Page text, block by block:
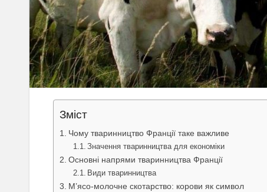
Зміст
Чому тваринництво Франції таке важливе
Значення тваринництва для економіки
Основні напрями тваринництва Франції
Види тваринництва
М’ясо-молочне скотарство: корови як символ